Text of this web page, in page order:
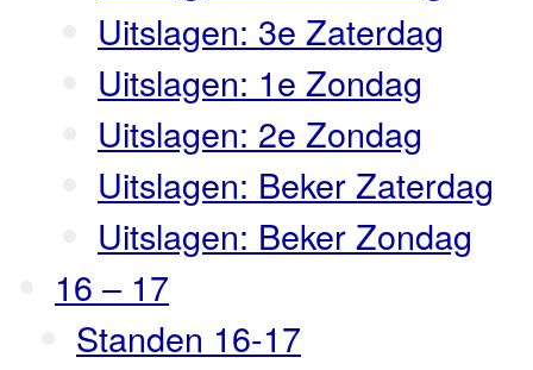
Uitslagen: 3e Zaterdag
Uitslagen: 1e Zondag
Uitslagen: 2e Zondag
Uitslagen: Beker Zaterdag
Uitslagen: Beker Zondag
16 – 17
Standen 16-17